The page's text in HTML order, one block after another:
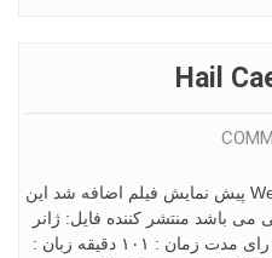
Hail Caesar 2016 با کیفیت WebRip پیش نمایش فیلم اضافه شد این
می باشد منتشر کننده فایل: ژانر
: کمدی , رازآلود ۶٫۸/۱۰ از ۲۵,۷۳۰ رای مدت زمان : ۱۰۱ دقیقه زبان :